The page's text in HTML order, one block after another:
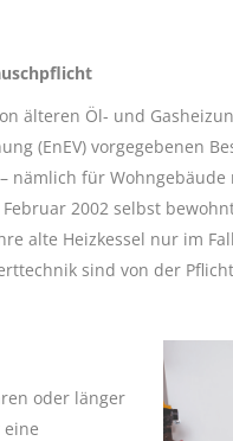
älteren Öl- und
(EnEV) vorgegebenen
nämlich für
2002 selbst
alte Heizkessel nur im
sind von der
oder länger